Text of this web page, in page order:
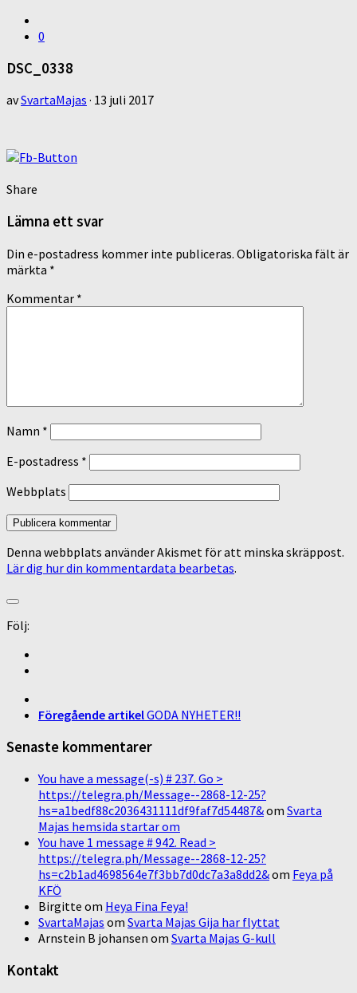
0
DSC_0338
avSvartaMajas · 13 juli 2017
Share
Lämna ett svar
Din e-postadress kommer inte publiceras. Obligatoriska fält är
märkta *
Kommentar *
Namn *
E-postadress *
Webbplats
Denna webbplats använder Akismet för att minska skräppost.
Lär dig hur din kommentardata bearbetas.
Följ:
Föregående artikelGODA NYHETER!!
Senaste kommentarer
You have a message(-s) # 237. Go >
https://telegra.ph/Message--2868-12-25?
hs=a1bedf88c2036431111df9faf7d54487&om Svarta
Majas hemsida startar om
You have 1 message # 942. Read >
https://telegra.ph/Message--2868-12-25?
hs=c2b1ad4698564e7f3bb7d0dc7a3a8dd2&om Feya på
KFÖ
Birgitte om Heya Fina Feya!
SvartaMajas om Svarta Majas Gija har flyttat
Arnstein B johansen om Svarta Majas G-kull
Kontakt